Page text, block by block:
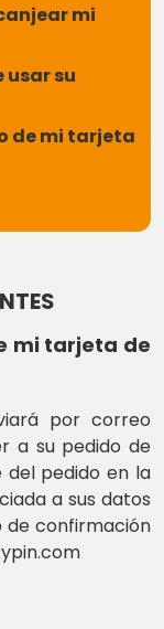
mi
usar su
de mi tarjeta
mi tarjeta de
por correo
a su pedido de
del pedido en la
a sus datos
de confirmación